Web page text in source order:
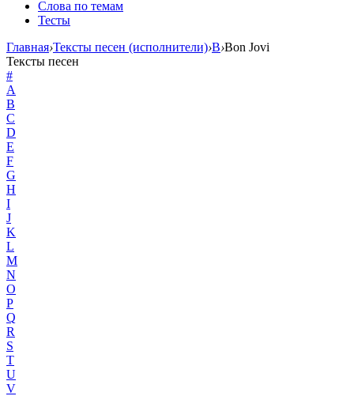
Слова по темам
Тесты
Главная›Тексты песен (исполнители)›B›Bon Jovi
Тексты песен
#
A
B
C
D
E
F
G
H
I
J
K
L
M
N
O
P
Q
R
S
T
U
V